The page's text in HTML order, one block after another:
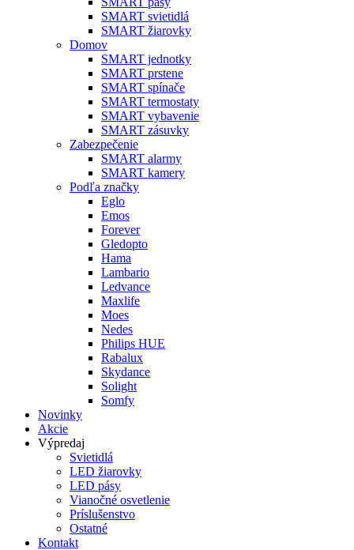
SMART svietidlá
SMART žiarovky
Domov
SMART jednotky
SMART prstene
SMART spínače
SMART termostaty
SMART vybavenie
SMART zásuvky
Zabezpečenie
SMART alarmy
SMART kamery
Podľa značky
Eglo
Emos
Forever
Gledopto
Hama
Lambario
Ledvance
Maxlife
Moes
Nedes
Philips HUE
Rabalux
Skydance
Solight
Somfy
Novinky
Akcie
Výpredaj
Svietidlá
LED žiarovky
LED pásy
Vianočné osvetlenie
Príslušenstvo
Ostatné
Kontakt